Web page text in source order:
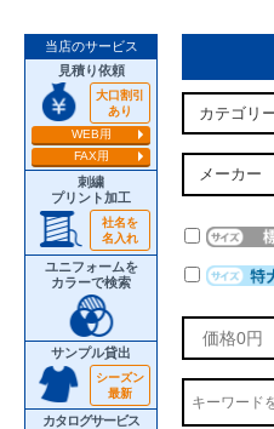
当店のサービス
見積り依頼
大口割引
あり
WEB用
FAX用
刺繍
プリント加工
社名を
名入れ
ユニフォームを
カラーで検索
サンプル貸出
シーズン
最新
カタログサービス